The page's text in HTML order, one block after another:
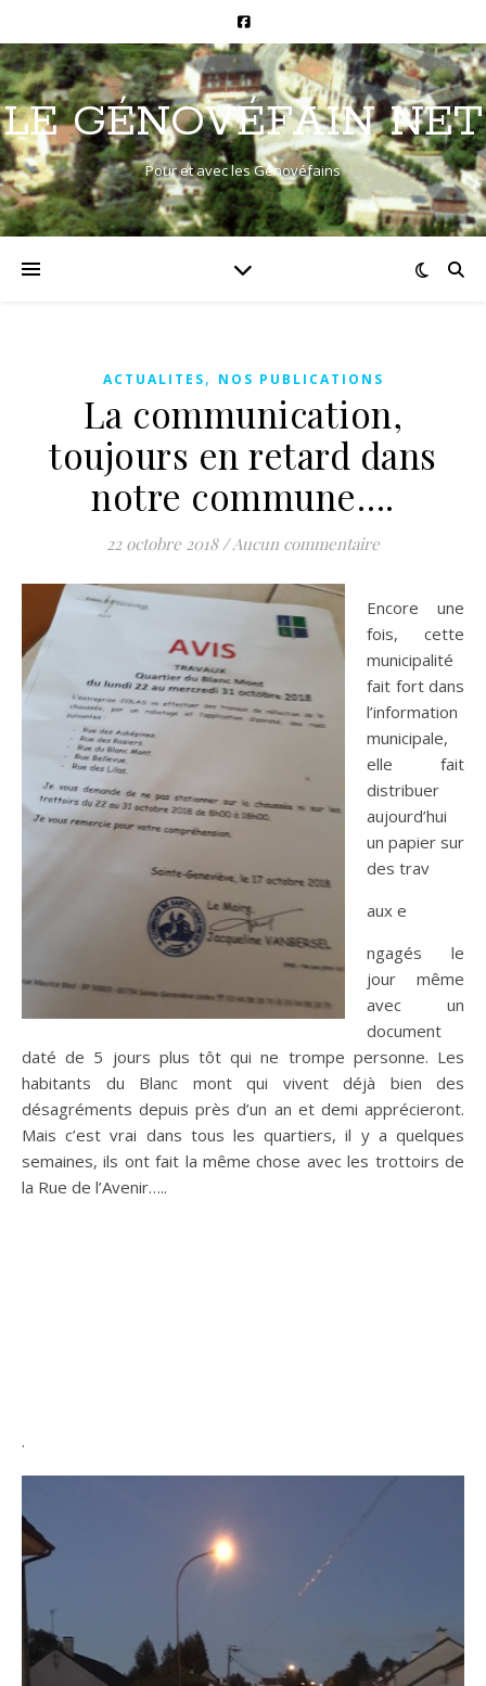
LE GÉNOVÉFAIN NET
Pour et avec les Génovéfains
ACTUALITES, NOS PUBLICATIONS
La communication,
toujours en retard dans
notre commune….
22 octobre 2018 /Aucun commentaire
Encore une
fois, cette
municipalité
fait fort dans
l’information
municipale,
elle fait
distribuer
aujourd’hui
un papier sur
des trav
aux e
ngagés le
jour même
avec un
document
daté de 5 jours plus tôt qui ne trompe personne. Les
habitants du Blanc mont qui vivent déjà bien des
désagréments depuis près d’un an et demi apprécieront.
Mais c’est vrai dans tous les quartiers, il y a quelques
semaines, ils ont fait la même chose avec les trottoirs de
la Rue de l’Avenir…..
.